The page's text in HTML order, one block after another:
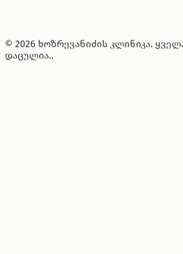
© 2026 ხოზრევანიძის კლინიკა.
დაცულია..